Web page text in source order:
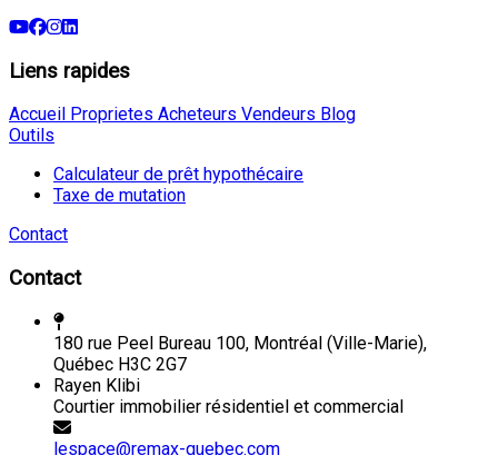
Liens rapides
Accueil Proprietes Acheteurs Vendeurs Blog
Outils
Calculateur de prêt hypothécaire
Taxe de mutation
Contact
Contact
180 rue Peel Bureau 100, Montréal (Ville-Marie),
Québec H3C 2G7
Rayen Klibi
Courtier immobilier résidentiel et commercial
lespace@remax-quebec.com